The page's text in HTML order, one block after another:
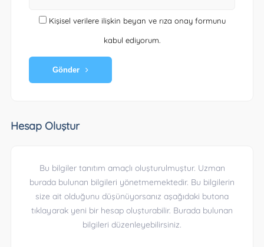
Kişisel verilere ilişkin beyan ve rıza onay formunu
kabul ediyorum.
Gönder
Hesap Oluştur
Bu bilgiler tanıtım amaçlı oluşturulmuştur. Uzman
burada bulunan bilgileri yönetmemektedir. Bu bilgilerin
size ait olduğunu düşünüyorsanız aşağıdaki butona
tıklayarak yeni bir hesap oluşturabilir. Burada bulunan
bilgileri düzenleyebilirsiniz.